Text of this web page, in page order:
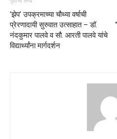
‘झेप’ उपक्रमाच्या चौथ्या वर्षाची
प्रेरणादायी सुरुवात उत्साहात – डॉ.
नंदकुमार पालवे व सौ. आरती पालवे यांचे
विद्यार्थ्यांना मार्गदर्शन